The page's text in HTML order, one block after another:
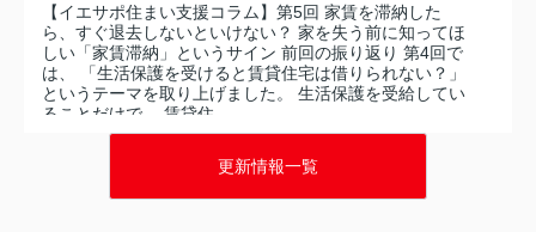
【イエサポ住まい支援コラム】第5回 家賃を滞納した
ら、すぐ退去しないといけない？ 家を失う前に知ってほ
しい「家賃滞納」というサイン 前回の振り返り 第4回で
は、 「生活保護を受けると賃貸住宅は借りられない？」
というテーマを取り上げました。 生活保護を受給してい
ることだけで、 賃貸住...
第4回【イエサポ住まい支援コラム】
更新情報一覧